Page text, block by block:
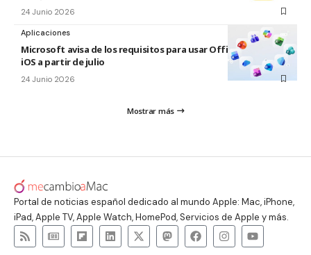
24 Junio 2026
Aplicaciones
Microsoft avisa de los requisitos para usar Office en macOS y
iOS a partir de julio
24 Junio 2026
Mostrar más
Portal de noticias español dedicado al mundo Apple: Mac, iPhone,
iPad, Apple TV, Apple Watch, HomePod, Servicios de Apple y más.